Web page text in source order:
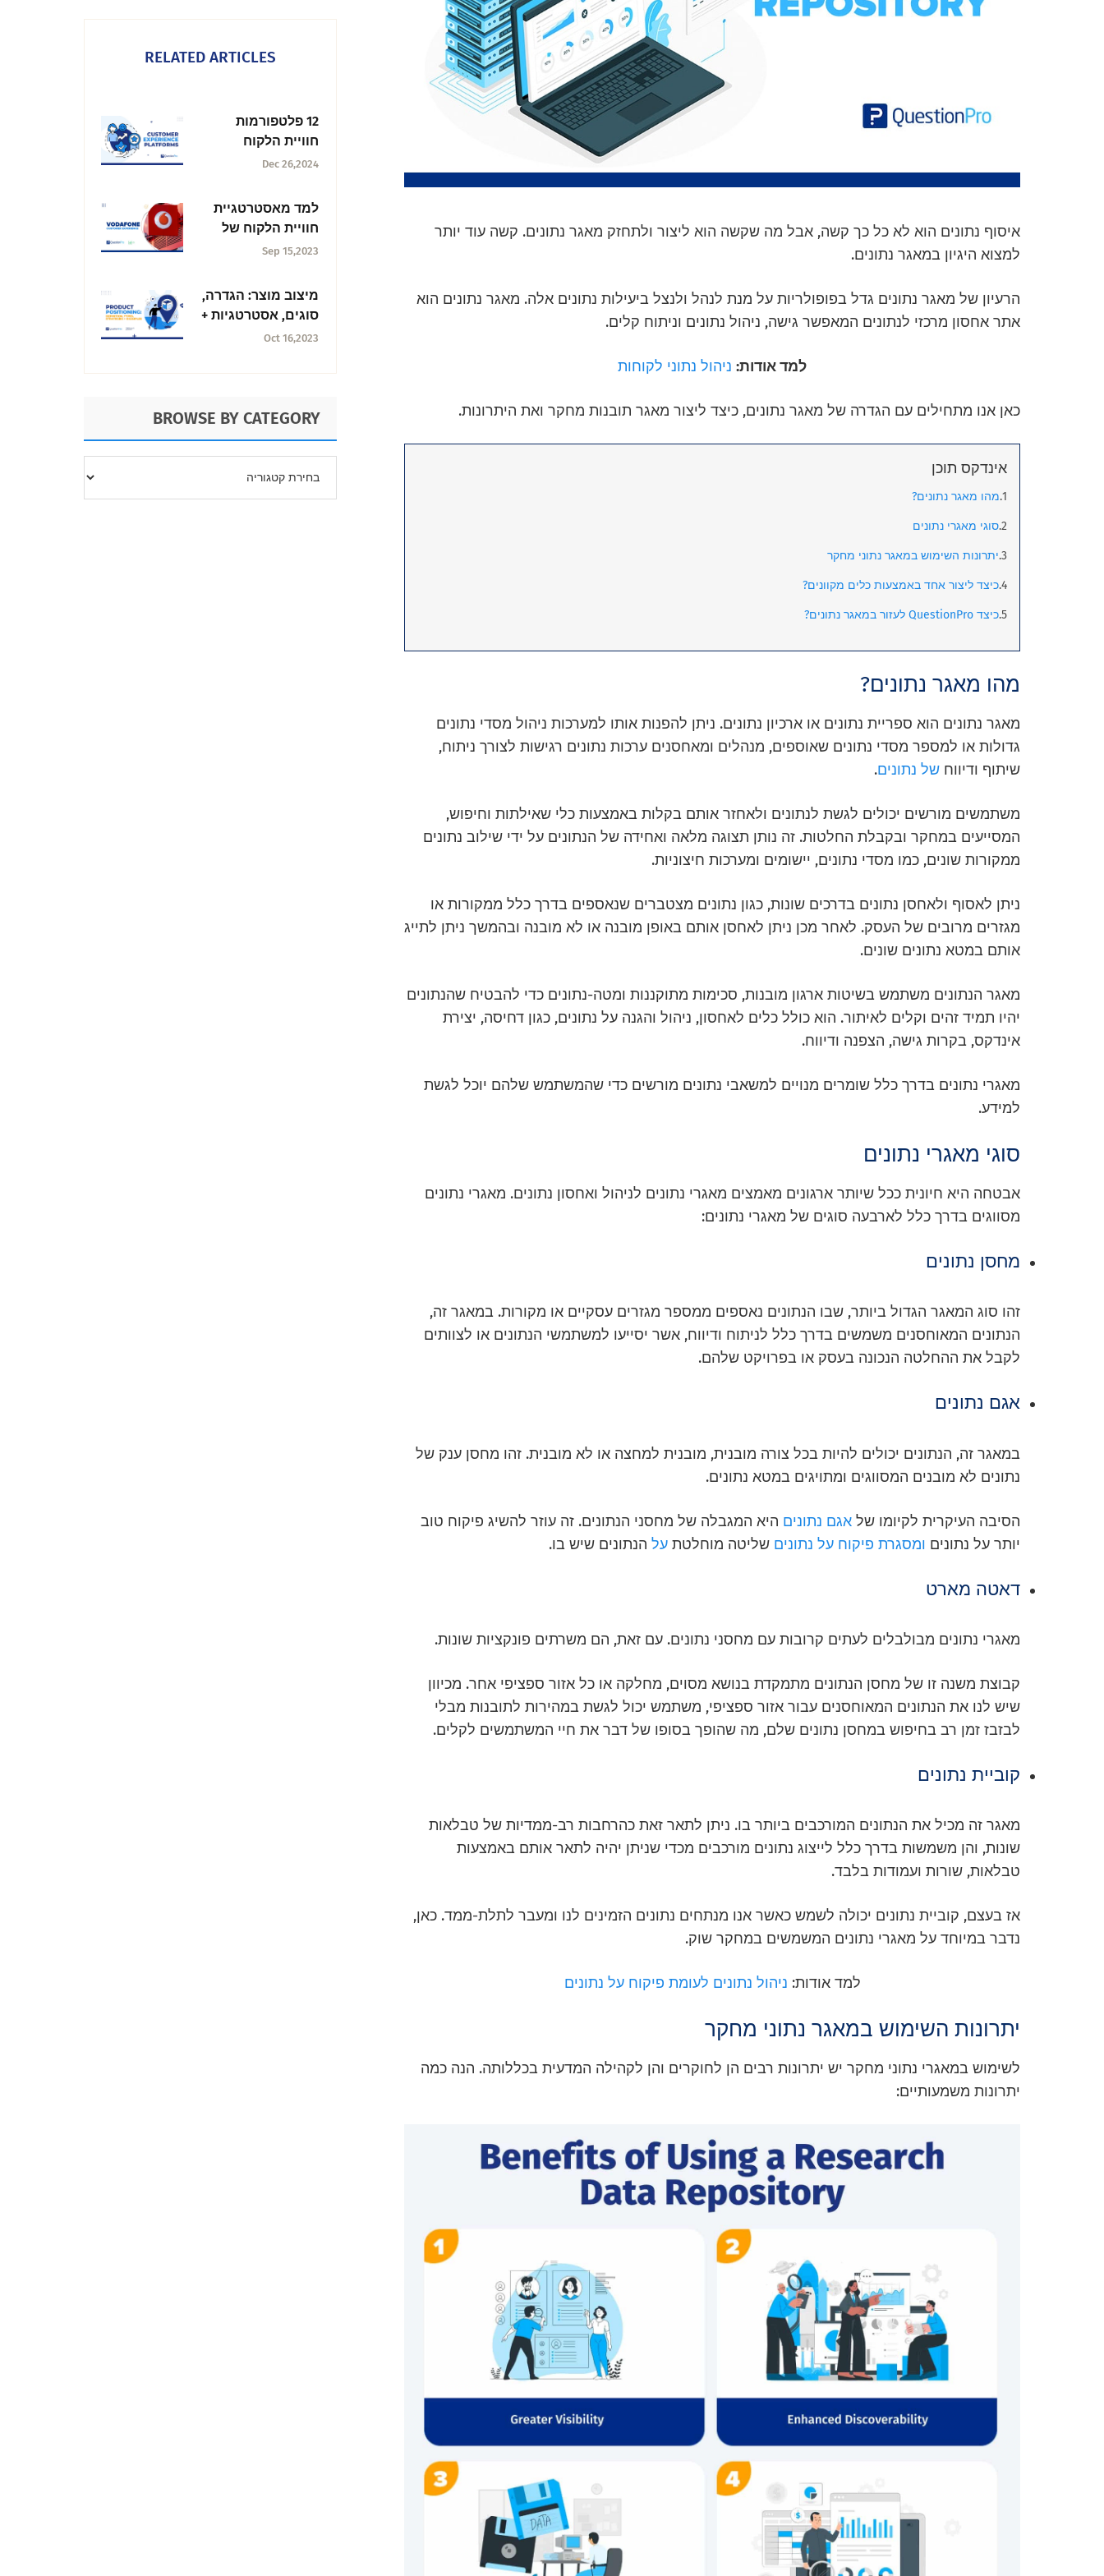
איסוף נתונים הוא לא כל כך קשה, אבל מה שקשה הוא ליצור ולתחזק מאגר נתונים. קשה עוד יותר
למצוא היגיון במאגר נתונים.
הרעיון של מאגר נתונים גדל בפופולריות על מנת לנהל ולנצל ביעילות נתונים אלה. מאגר נתונים הוא
אתר אחסון מרכזי לנתונים המאפשר גישה, ניהול נתונים וניתוח קלים.
למד אודות: ניהול נתוני לקוחות
כאן אנו מתחילים עם הגדרה של מאגר נתונים, כיצד ליצור מאגר תובנות מחקר ואת היתרונות.
אינדקס תוכן
מהו מאגר נתונים?
סוגי מאגרי נתונים
יתרונות השימוש במאגר נתוני מחקר
כיצד ליצור אחד באמצעות כלים מקוונים?
כיצד QuestionPro לעזור במאגר נתונים?
מהו מאגר נתונים?
מאגר נתונים הוא ספריית נתונים או ארכיון נתונים. ניתן להפנות אותו למערכות ניהול מסדי נתונים
גדולות או למספר מסדי נתונים שאוספים, מנהלים ומאחסנים ערכות נתונים רגישות לצורך ניתוח,
שיתוף ודיווח של נתונים.
משתמשים מורשים יכולים לגשת לנתונים ולאחזר אותם בקלות באמצעות כלי שאילתות וחיפוש,
המסייעים במחקר ובקבלת החלטות. זה נותן תצוגה מלאה ואחידה של הנתונים על ידי שילוב נתונים
ממקורות שונים, כמו מסדי נתונים, יישומים ומערכות חיצוניות.
ניתן לאסוף ולאחסן נתונים בדרכים שונות, כגון נתונים מצטברים שנאספים בדרך כלל ממקורות או
מגזרים מרובים של העסק. לאחר מכן ניתן לאחסן אותם באופן מובנה או לא מובנה ובהמשך ניתן לתייג
אותם במטא נתונים שונים.
מאגר הנתונים משתמש בשיטות ארגון מובנות, סכימות מתוקננות ומטה-נתונים כדי להבטיח שהנתונים
יהיו תמיד זהים וקלים לאיתור. הוא כולל כלים לאחסון, ניהול והגנה על נתונים, כגון דחיסה, יצירת
אינדקס, בקרות גישה, הצפנה ודיווח.
מאגרי נתונים בדרך כלל שומרים מנויים למשאבי נתונים מורשים כדי שהמשתמש שלהם יוכל לגשת
למידע.
סוגי מאגרי נתונים
אבטחה היא חיונית ככל שיותר ארגונים מאמצים מאגרי נתונים לניהול ואחסון נתונים. מאגרי נתונים
מסווגים בדרך כלל לארבעה סוגים של מאגרי נתונים:
מחסן נתונים
זהו סוג המאגר הגדול ביותר, שבו הנתונים נאספים ממספר מגזרים עסקיים או מקורות. במאגר זה,
הנתונים המאוחסנים משמשים בדרך כלל לניתוח ודיווח, אשר יסייעו למשתמשי הנתונים או לצוותים
לקבל את ההחלטה הנכונה בעסק או בפרויקט שלהם.
אגם נתונים
במאגר זה, הנתונים יכולים להיות בכל צורה מובנית, מובנית למחצה או לא מובנית. זהו מחסן ענק של
נתונים לא מובנים המסווגים ומתויגים במטא נתונים.
הסיבה העיקרית לקיומו של אגם נתונים היא המגבלה של מחסני הנתונים. זה עוזר להשיג פיקוח טוב
יותר על נתונים ומסגרת פיקוח על נתונים שליטה מוחלטת על הנתונים שיש בו.
דאטה מארט
מאגרי נתונים מבולבלים לעתים קרובות עם מחסני נתונים. עם זאת, הם משרתים פונקציות שונות.
קבוצת משנה זו של מחסן הנתונים מתמקדת בנושא מסוים, מחלקה או כל אזור ספציפי אחר. מכיוון
שיש לנו את הנתונים המאוחסנים עבור אזור ספציפי, משתמש יכול לגשת במהירות לתובנות מבלי
לבזבז זמן רב בחיפוש במחסן נתונים שלם, מה שהופך בסופו של דבר את חיי המשתמשים לקלים.
קוביית נתונים
מאגר זה מכיל את הנתונים המורכבים ביותר בו. ניתן לתאר זאת כהרחבות רב-ממדיות של טבלאות
שונות, והן משמשות בדרך כלל לייצוג נתונים מורכבים מכדי שניתן יהיה לתאר אותם באמצעות
טבלאות, שורות ועמודות בלבד.
אז בעצם, קוביית נתונים יכולה לשמש כאשר אנו מנתחים נתונים הזמינים לנו ומעבר לתלת-ממד. כאן,
נדבר במיוחד על מאגרי נתונים המשמשים במחקר שוק.
למד אודות: ניהול נתונים לעומת פיקוח על נתונים
יתרונות השימוש במאגר נתוני מחקר
לשימוש במאגרי נתוני מחקר יש יתרונות רבים הן לחוקרים והן לקהילה המדעית בכללותה. הנה כמה
יתרונות משמעותיים:
RELATED ARTICLES
12 פלטפורמות
חוויית הלקוח
הטובות ביותר לחקור
Dec 26,2024
למד מאסטרטגיית
חוויית הלקוח של
Vodafone
Sep 15,2023
מיצוב מוצר: הגדרה,
סוגים, אסטרטגיות +
דוגמאות
Oct 16,2023
BROWSE BY CATEGORY
CATEGORY